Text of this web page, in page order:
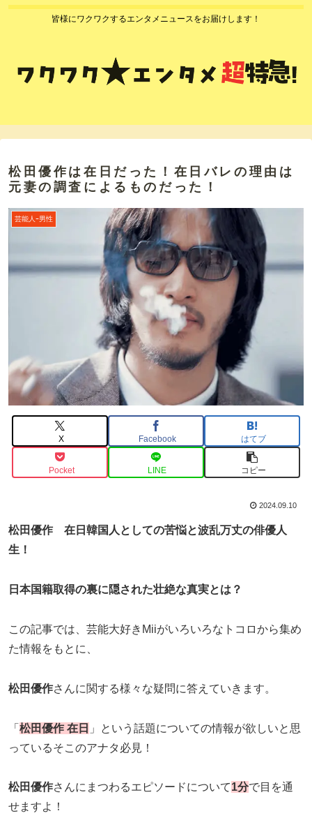
皆様にワクワクするエンタメニュースをお届けします！
松田優作は在日だった！在日バレの理由は
元妻の調査によるものだった！
芸能人ｰ男性
X Facebook はてブ
Pocket LINE コピー
2024.09.10
松田優作 在日韓国人としての苦悩と波乱万丈の俳優人
生！
日本国籍取得の裏に隠された壮絶な真実とは？
この記事では、芸能大好きMiiがいろいろなトコロから集め
た情報をもとに、
松田優作さんに関する様々な疑問に答えていきます。
「 松田優作 在日 」という話題についての情報が欲しいと思
っているそこのアナタ必見！
松田優作さんにまつわるエピソードについて1分で目を通
せますよ！